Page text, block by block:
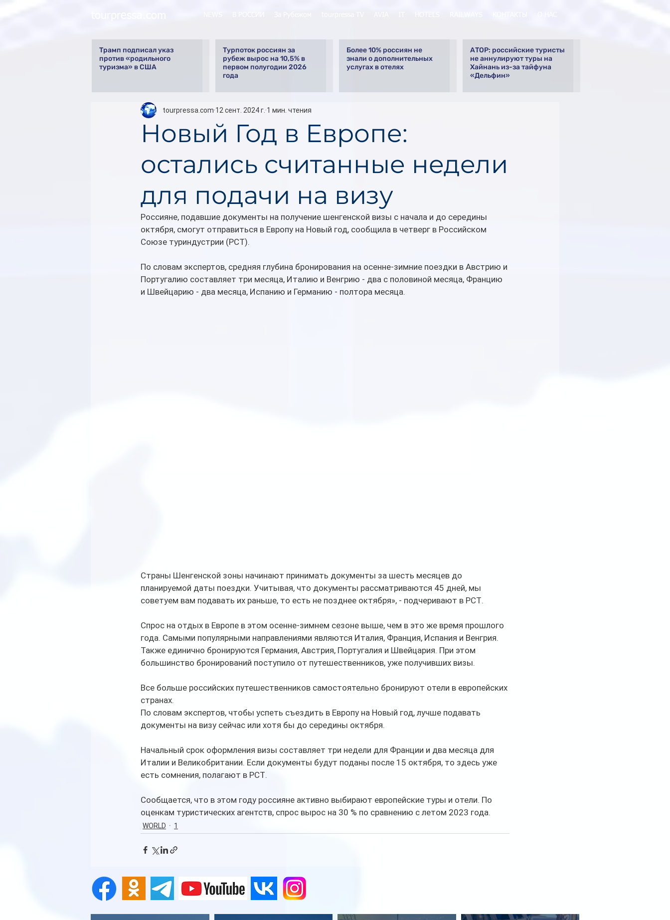
Трамп подписал указ
против «родильного
туризма» в США
Турпоток россиян за
рубеж вырос на 10,5% в
первом полугодии 2026
года
Более 10% россиян не
знали о дополнительных
услугах в отелях
АТОР: российские туристы
не аннулируют туры на
Хайнань из-за тайфуна
«Дельфин»
Новый Год в Европе:
остались считанные недели
для подачи на визу
tourpressa.com 12 сент. 2024 г. 1 мин. чтения
Россияне, подавшие документы на получение шенгенской визы с начала и до середины
октября, смогут отправиться в Европу на Новый год, сообщила в четверг в Российском
Союзе туриндустрии (РСТ).
По словам экспертов, средняя глубина бронирования на осенне-зимние поездки в Австрию и
Португалию составляет три месяца, Италию и Венгрию - два с половиной месяца, Францию
и Швейцарию - два месяца, Испанию и Германию - полтора месяца.
Страны Шенгенской зоны начинают принимать документы за шесть месяцев до
планируемой даты поездки. Учитывая, что документы рассматриваются 45 дней, мы
советуем вам подавать их раньше, то есть не позднее октября», - подчеривают в РСТ.
Спрос на отдых в Европе в этом осенне-зимнем сезоне выше, чем в это же время прошлого
года. Самыми популярными направлениями являются Италия, Франция, Испания и Венгрия.
Также единично бронируются Германия, Австрия, Португалия и Швейцария. При этом
большинство бронирований поступило от путешественников, уже получивших визы.
Все больше российских путешественников самостоятельно бронируют отели в европейских
странах.
По словам экспертов, чтобы успеть съездить в Европу на Новый год, лучше подавать
документы на визу сейчас или хотя бы до середины октября.
Начальный срок оформления визы составляет три недели для Франции и два месяца для
Италии и Великобритании. Если документы будут поданы после 15 октября, то здесь уже
есть сомнения, полагают в РСТ.
Сообщается, что в этом году россияне активно выбирают европейские туры и отели. По
оценкам туристических агентств, спрос вырос на 30 % по сравнению с летом 2023 года.
WORLD 1